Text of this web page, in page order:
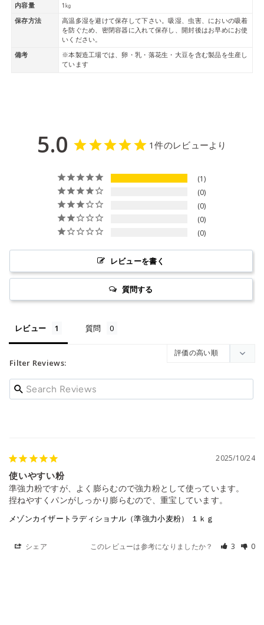
内容量
1㎏
保存方法
高温多湿を避けて保存して下さい。吸湿、虫害、においの吸着
を防ぐため、密閉容器に入れて保存し、開封後はお早めにお使
いください。
備考
※本製造工場では、卵・乳・落花生・大豆を含む製品を生産し
ています
5.0 1件のレビューより
1
0
0
0
0
レビューを書く
質問する
レビュー 質問
Filter Reviews:
2025/10/24
使いやすい粉
準強力粉ですが、よく膨らむので強力粉として使っています。
捏ねやすくパンがしっかり膨らむので、重宝しています。
メゾンカイザートラディショナル（準強力小麦粉） １ｋｇ
シェア このレビューは参考になりましたか？ 3 0